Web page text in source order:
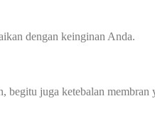
dengan keinginan Anda.
juga ketebalan membran